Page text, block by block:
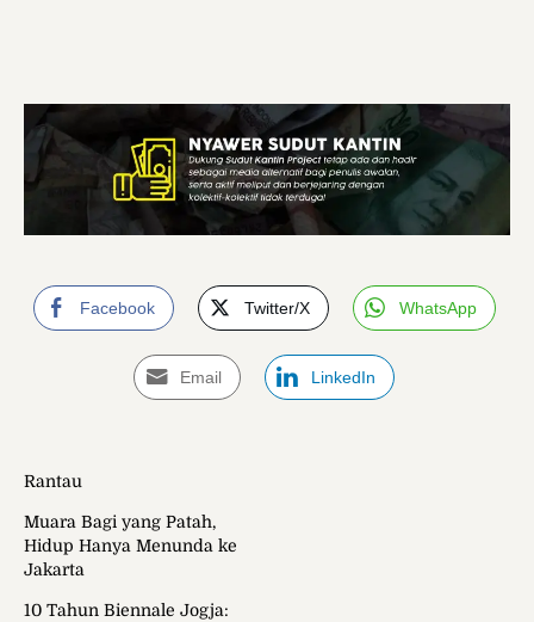
Facebook Twitter/X WhatsApp
Email LinkedIn
Rantau
Muara Bagi yang Patah,
Hidup Hanya Menunda ke
Jakarta
10 Tahun Biennale Jogja: